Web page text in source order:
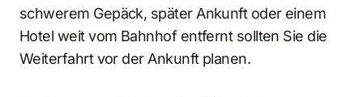
schwerem Gepäck, später Ankunft oder einem
Hotel weit vom Bahnhof entfernt sollten Sie die
Weiterfahrt vor der Ankunft planen.